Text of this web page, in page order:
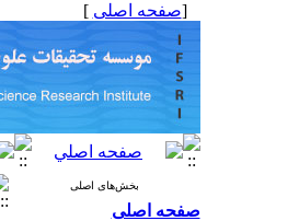
[صفحه اصلی ]
بخش‌های اصلی
صفحه اصلی